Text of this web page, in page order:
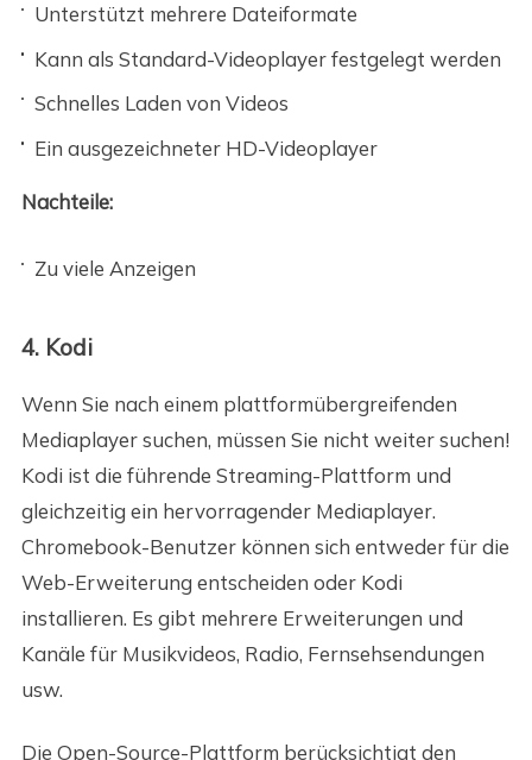
Unterstützt mehrere Dateiformate
Kann als Standard-Videoplayer festgelegt werden
Schnelles Laden von Videos
Ein ausgezeichneter HD-Videoplayer
Nachteile:
Zu viele Anzeigen
4. Kodi
Wenn Sie nach einem plattformübergreifenden
Mediaplayer suchen, müssen Sie nicht weiter suchen!
Kodi ist die führende Streaming-Plattform und
gleichzeitig ein hervorragender Mediaplayer.
Chromebook-Benutzer können sich entweder für die
Web-Erweiterung entscheiden oder Kodi
installieren. Es gibt mehrere Erweiterungen und
Kanäle für Musikvideos, Radio, Fernsehsendungen
usw.
Die Open-Source-Plattform berücksichtigt den